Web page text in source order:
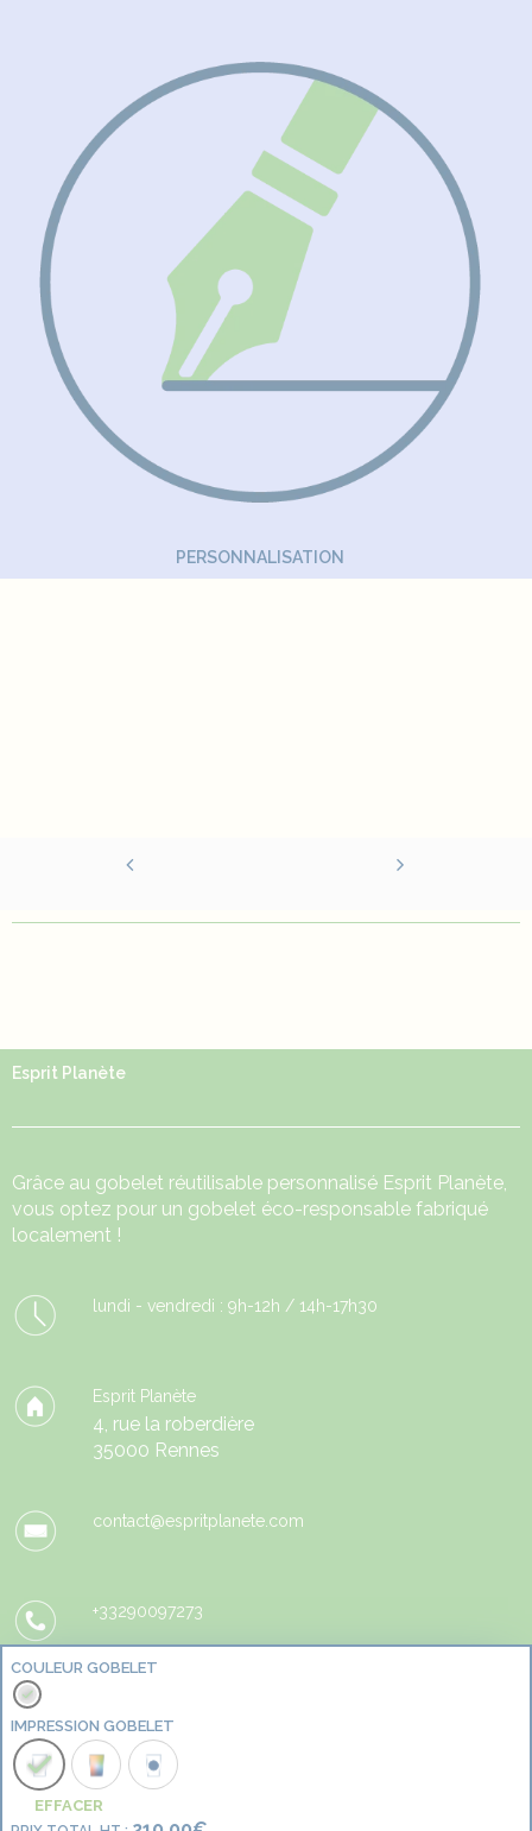
PERSONNALISATION
Esprit Planète
Grâce au gobelet réutilisable personnalisé Esprit Planète,
vous optez pour un gobelet éco-responsable fabriqué
localement !
lundi - vendredi : 9h-12h / 14h-17h30
Esprit Planète
4, rue la roberdière
35000 Rennes
contact@espritplanete.com
+33290097273
© 2026 Esprit Planete. | Tous droits réservés.
COULEUR GOBELET
IMPRESSION GOBELET
EFFACER